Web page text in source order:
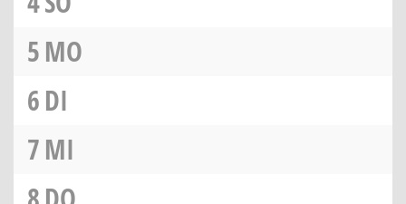
5MO
6DI
7MI